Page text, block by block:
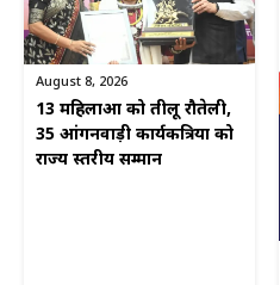
August 8, 2026
13 महिलाओं को तीलू रौतेली,
35 आंगनवाड़ी कार्यकत्रियों को
राज्य स्तरीय सम्मान